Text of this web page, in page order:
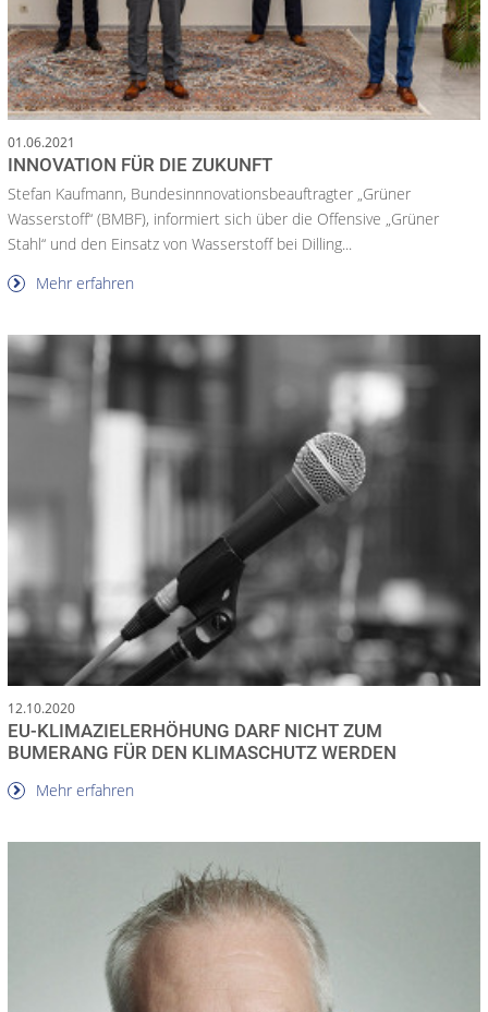
01.06.2021
INNOVATION FÜR DIE ZUKUNFT
Stefan Kaufmann, Bundesinnnovationsbeauftragter „Grüner
Wasserstoff“ (BMBF), informiert sich über die Offensive „Grüner
Stahl“ und den Einsatz von Wasserstoff bei Dilling...
Mehr erfahren
12.10.2020
EU-KLIMAZIELERHÖHUNG DARF NICHT ZUM
BUMERANG FÜR DEN KLIMASCHUTZ WERDEN
Mehr erfahren